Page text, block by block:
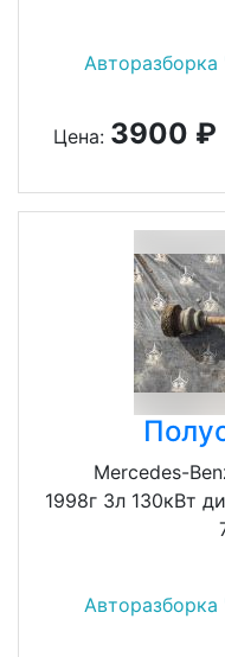
Авторазборка
Цена: 3900 ₽
Mercedes-
1998г 3л 130кВт
Авторазборка